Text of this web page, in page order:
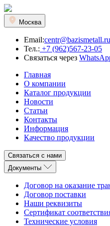
Москва
Email:centr@bazismetall.ru
Тел.: +7 (962)567-23-05
Связаться через
Главная
О компании
Каталог продукции
Новости
Статьи
Контакты
Информация
Качество продукции
Связаться с нами
Документы
Договор на оказание
Договор поставки
Наши реквизиты
Сертификат
Технические условия